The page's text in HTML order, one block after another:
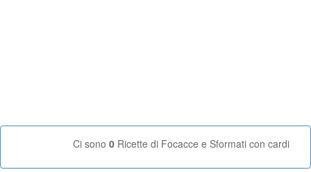
Ci sono 0 Ricette di Focacce e Sformati con cardi